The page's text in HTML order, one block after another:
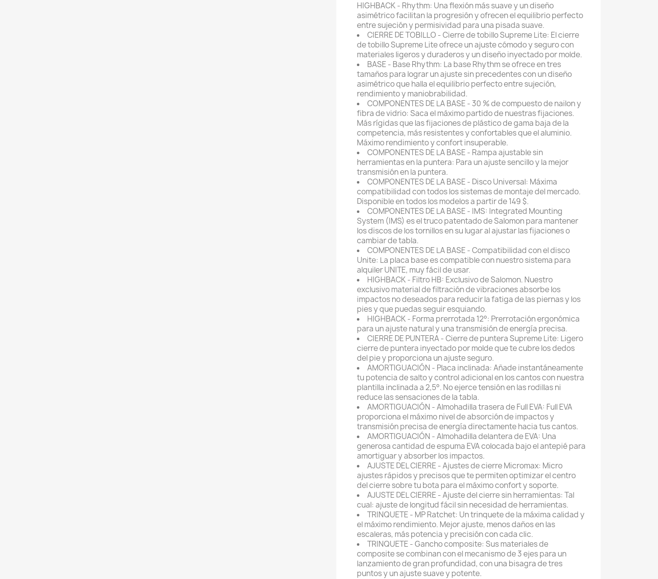
HIGHBACK - Rhythm: Una flexión más suave y un diseño
asimétrico facilitan la progresión y ofrecen el equilibrio perfecto
entre sujeción y permisividad para una pisada suave.
CIERRE DE TOBILLO - Cierre de tobillo Supreme Lite: El cierre
de tobillo Supreme Lite ofrece un ajuste cómodo y seguro con
materiales ligeros y duraderos y un diseño inyectado por molde.
BASE - Base Rhythm: La base Rhythm se ofrece en tres
tamaños para lograr un ajuste sin precedentes con un diseño
asimétrico que halla el equilibrio perfecto entre sujeción,
rendimiento y maniobrabilidad.
COMPONENTES DE LA BASE - 30 % de compuesto de nailon y
fibra de vidrio: Saca el máximo partido de nuestras fijaciones.
Más rígidas que las fijaciones de plástico de gama baja de la
competencia, más resistentes y confortables que el aluminio.
Máximo rendimiento y confort insuperable.
COMPONENTES DE LA BASE - Rampa ajustable sin
herramientas en la puntera: Para un ajuste sencillo y la mejor
transmisión en la puntera.
COMPONENTES DE LA BASE - Disco Universal: Máxima
compatibilidad con todos los sistemas de montaje del mercado.
Disponible en todos los modelos a partir de 149 $.
COMPONENTES DE LA BASE - IMS: Integrated Mounting
System (IMS) es el truco patentado de Salomon para mantener
los discos de los tornillos en su lugar al ajustar las fijaciones o
cambiar de tabla.
COMPONENTES DE LA BASE - Compatibilidad con el disco
Unite: La placa base es compatible con nuestro sistema para
alquiler UNITE, muy fácil de usar.
HIGHBACK - Filtro HB: Exclusivo de Salomon. Nuestro
exclusivo material de filtración de vibraciones absorbe los
impactos no deseados para reducir la fatiga de las piernas y los
pies y que puedas seguir esquiando.
HIGHBACK - Forma prerrotada 12°: Prerrotación ergonómica
para un ajuste natural y una transmisión de energía precisa.
CIERRE DE PUNTERA - Cierre de puntera Supreme Lite: Ligero
cierre de puntera inyectado por molde que te cubre los dedos
del pie y proporciona un ajuste seguro.
AMORTIGUACIÓN - Placa inclinada: Añade instantáneamente
tu potencia de salto y control adicional en los cantos con nuestra
plantilla inclinada a 2,5°. No ejerce tensión en las rodillas ni
reduce las sensaciones de la tabla.
AMORTIGUACIÓN - Almohadilla trasera de Full EVA: Full EVA
proporciona el máximo nivel de absorción de impactos y
transmisión precisa de energía directamente hacia tus cantos.
AMORTIGUACIÓN - Almohadilla delantera de EVA: Una
generosa cantidad de espuma EVA colocada bajo el antepié para
amortiguar y absorber los impactos.
AJUSTE DEL CIERRE - Ajustes de cierre Micromax: Micro
ajustes rápidos y precisos que te permiten optimizar el centro
del cierre sobre tu bota para el máximo confort y soporte.
AJUSTE DEL CIERRE - Ajuste del cierre sin herramientas: Tal
cual: ajuste de longitud fácil sin necesidad de herramientas.
TRINQUETE - MP Ratchet: Un trinquete de la máxima calidad y
el máximo rendimiento. Mejor ajuste, menos daños en las
escaleras, más potencia y precisión con cada clic.
TRINQUETE - Gancho composite: Sus materiales de
composite se combinan con el mecanismo de 3 ejes para un
lanzamiento de gran profundidad, con una bisagra de tres
puntos y un ajuste suave y potente.